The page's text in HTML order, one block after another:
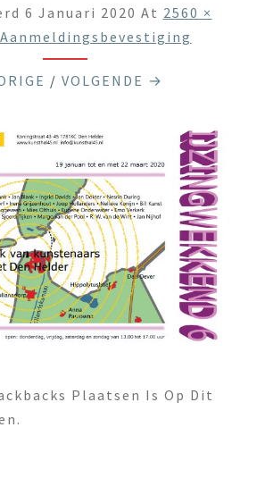
6 Januari 2020 At 2560 ×
Aanmeldingsbevestiging
/ VOLGENDE →
Plaatsen Is Op Dit